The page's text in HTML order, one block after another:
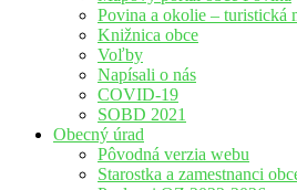
Povina a okolie – turistická
Knižnica obce
Voľby
Napísali o nás
COVID-19
SOBD 2021
Obecný úrad
Pôvodná verzia webu
Starostka a zamestnanci